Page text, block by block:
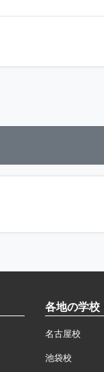
各地の学校
名古屋校
池袋校